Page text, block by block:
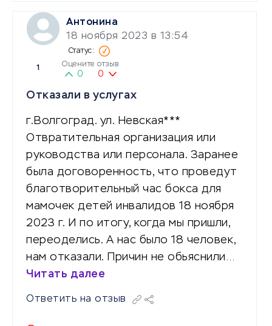
Антонина
18 ноября 2023 в 13:54
1 Оцените отзыв
0 0
Отказали в услугах
г.Волгоград. ул. Невская***
Отвратительная организация или
руководства или персонала. Заранее
была договоренность, что проведут
благотворительный час бокса для
мамочек детей инвалидов 18 ноября
2023 г. И по итогу, когда мы пришли,
переоделись. А нас было 18 человек,
нам отказали. Причин не обьяснили…
Читать далее
Ответить на отзыв